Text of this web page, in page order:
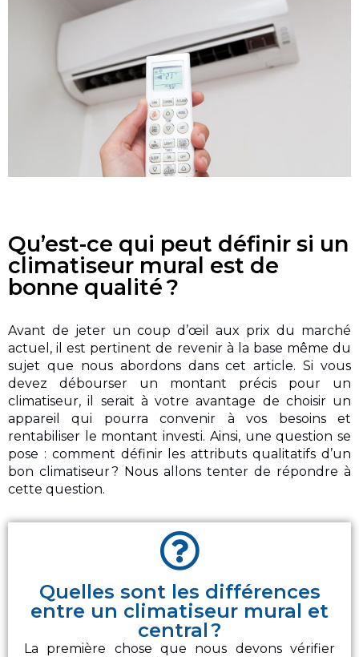
Qu’est-ce qui peut définir si un
climatiseur mural est de
bonne qualité ?
Avant de jeter un coup d’œil aux prix du marché
actuel, il est pertinent de revenir à la base même du
sujet que nous abordons dans cet article. Si vous
devez débourser un montant précis pour un
climatiseur, il serait à votre avantage de choisir un
appareil qui pourra convenir à vos besoins et
rentabiliser le montant investi. Ainsi, une question se
pose : comment définir les attributs qualitatifs d’un
bon climatiseur ? Nous allons tenter de répondre à
cette question.
Quelles sont les différences
entre un climatiseur mural et
central ?
La première chose que nous devons vérifier